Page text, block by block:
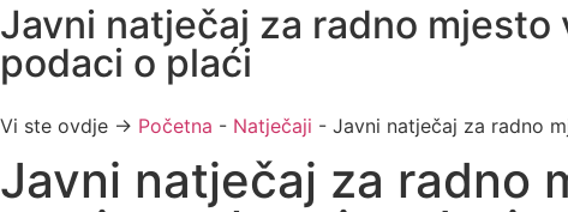
Javni natječaj za radno
podaci o plaći
Vi ste ovdje → Početna - Natječaji - Javni natječaj za radno
Javni natječaj za radno